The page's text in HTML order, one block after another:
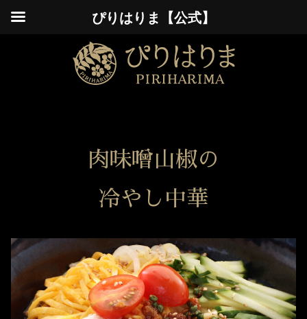
肉味噌山椒の
冷やし中華
ぴりはりま【公式】